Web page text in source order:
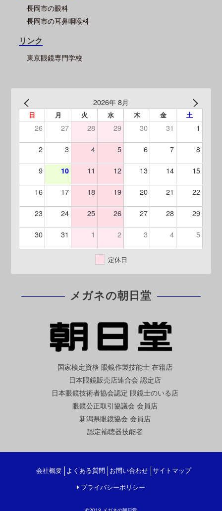
長岡市の眼科
長岡市の耳鼻咽喉科
リンク
東京眼鏡専門学校
2026年 8月
日 月 火 水 木 金 土
26 27 28 29 30 31 1
2 3 4 5 6 7 8
9 10 11 12 13 14 15
16 17 18 19 20 21 22
23 24 25 26 27 28 29
30 31 1 2 3 4 5
定休日
メガネの朝日堂
国家検定資格 眼鏡作製技能士 在籍店
日本眼鏡販売店連合会 認定店
日本眼鏡技術者協会認定 眼鏡士のいる店
眼鏡公正取引協議会 会員店
新潟県眼鏡協会 会員店
認定補聴器技能者
会社概要 よくある質問 お問い合わせ サイトマップ
プライバシーポリシー